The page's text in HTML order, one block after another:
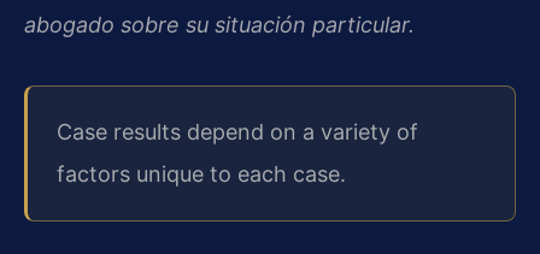
abogado sobre su situación particular.
Case results depend on a variety of
factors unique to each case.